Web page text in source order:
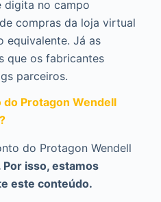
digita no campo
compras da loja virtual
equivalente. Já as
que os fabricantes
parceiros.
Protagon Wendell
do Protagon Wendell
isso, estamos
este conteúdo.